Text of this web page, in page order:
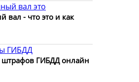
вал - что это и как
штрафов ГИБДД онлайн